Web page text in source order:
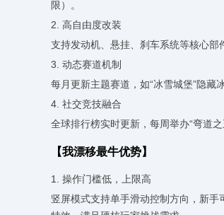
限）。
2. 高自由度改装
支持发动机、悬挂、刹车系统等核心部
3. 动态赛道机制
每月更新主题赛道，如“冰雪城堡”隐藏
4. 社交竞技融合
全球排行榜实时更新，每周举办“弯道
【我漂移最牛优势】
1. 操作门槛低，上限高
竖屏模式支持单手滑动控制方向，新